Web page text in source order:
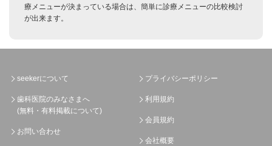
療メニューが決まっている場合は、簡単に診療メニューの比較検討
が出来ます。
seekerについて
歯科医院のみなさまへ
(無料・有料掲載について)
お問い合わせ
プライバシーポリシー
利用規約
会員規約
会社概要